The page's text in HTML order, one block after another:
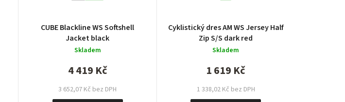
CUBE Blackline WS Softshell
Jacket black
Skladem
3 652,07 Kč bez DPH
4 419 Kč
Cyklistický dres AM WS Jersey Half
Zip S/S dark red
Skladem
1 338,02 Kč bez DPH
1 619 Kč